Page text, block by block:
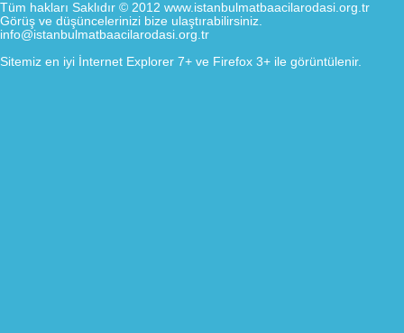
Tüm hakları Saklıdır © 2012 www.istanbulmatbaacilarodasi.org.tr
Görüş ve düşüncelerinizi bize ulaştırabilirsiniz.
info@istanbulmatbaacilarodasi.org.tr
Sitemiz en iyi İnternet Explorer 7+ ve Firefox 3+ ile görüntülenir.